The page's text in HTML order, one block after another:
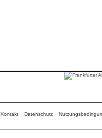
Kontakt Datenschutz